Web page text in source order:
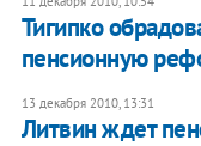
Тигипко
пенсионную
13 декабря 2010, 13:31
Литвин ждет